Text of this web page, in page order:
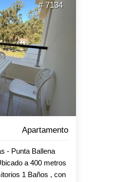
# 7134
Apartamento
- Punta Ballena
a 400 metros
1 Baños , con